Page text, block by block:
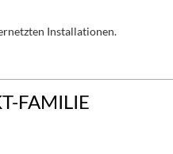
Installationen.
FAMILIE